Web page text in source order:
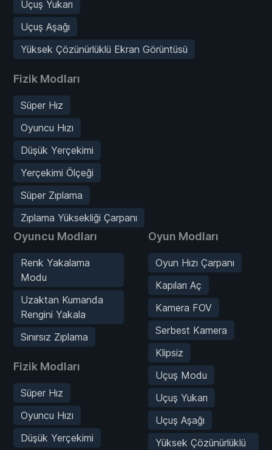
Uçuş Yukarı
Uçuş Aşağı
Yüksek Çözünürlüklü Ekran Görüntüsü
Fizik Modları
Süper Hız
Oyuncu Hızı
Düşük Yerçekimi
Yerçekimi Ölçeği
Süper Zıplama
Zıplama Yüksekliği Çarpanı
Oyuncu Modları
Renk Yakalama
Modu
Uzaktan Kumanda
Rengini Yakala
Sınırsız Zıplama
Fizik Modları
Süper Hız
Oyuncu Hızı
Düşük Yerçekimi
Oyun Modları
Oyun Hızı Çarpanı
Kapıları Aç
Kamera FOV
Serbest Kamera
Klipsiz
Uçuş Modu
Uçuş Yukarı
Uçuş Aşağı
Yüksek Çözünürlüklü